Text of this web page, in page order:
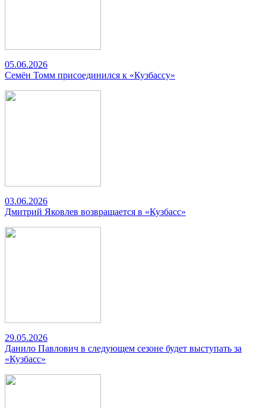
05.06.2026
Семён Томм присоединился к «Кузбассу»
03.06.2026
Дмитрий Яковлев возвращается в «Кузбасс»
29.05.2026
Данило Павлович в следующем сезоне будет выступать за
«Кузбасс»